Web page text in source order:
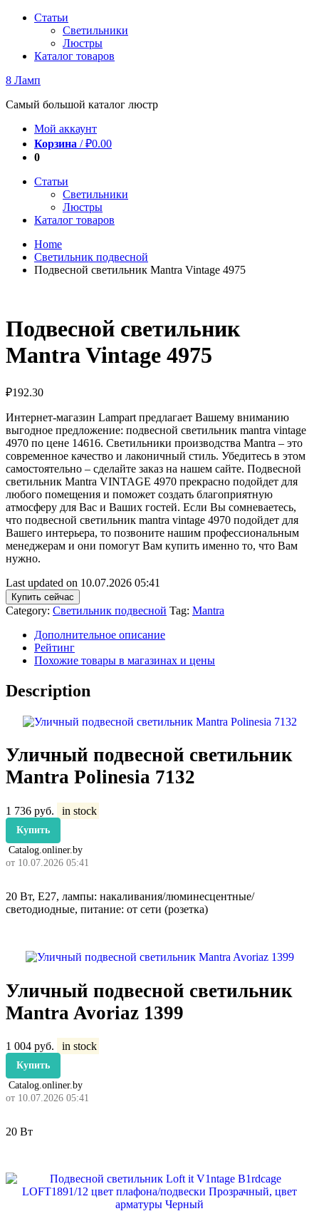
Перейти
содержимому
Статьи
Светильники
Люстры
Каталог товаров
8 Ламп
Самый большой каталог люстр
Мой аккаунт
Корзина /₽0.00
0
Статьи
Светильники
Люстры
Каталог товаров
Home
Светильник подвесной
Подвесной светильник Mantra Vintage 4975
Подвесной светильник
Mantra Vintage 4975
₽192.30
Интернет-магазин Lampart предлагает Вашему вниманию
выгодное предложение: подвесной светильник mantra vintage
4970 по цене 14616. Светильники производства Mantra – это
современное качество и лаконичный стиль. Убедитесь в этом
самостоятельно – сделайте заказ на нашем сайте. Подвесной
светильник Mantra VINTAGE 4970 прекрасно подойдет для
любого помещения и поможет создать благоприятную
атмосферу для Вас и Ваших гостей. Если Вы сомневаетесь,
что подвесной светильник mantra vintage 4970 подойдет для
Вашего интерьера, то позвоните нашим профессиональным
менеджерам и они помогут Вам купить именно то, что Вам
нужно.
Last updated on 10.07.2026 05:41
Купить сейчас
Category: Светильник подвесной Tag: Mantra
Дополнительное описание
Рейтинг
Похожие товары в магазинах и цены
Description
Уличный подвесной светильник
Mantra Polinesia 7132
1 736 руб. in stock
Купить
Catalog.onliner.by
от 10.07.2026 05:41
20 Вт, E27, лампы: накаливания/люминесцентные/
светодиодные, питание: от сети (розетка)
Уличный подвесной светильник
Mantra Avoriaz 1399
1 004 руб. in stock
Купить
Catalog.onliner.by
от 10.07.2026 05:41
20 Вт